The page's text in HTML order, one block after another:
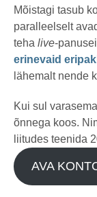
Mõistagi tasub
paralleelselt
teha live-
erinevaid
lähemalt nende
Kui sul
õnnega koos.
liitudes teenida
AVA